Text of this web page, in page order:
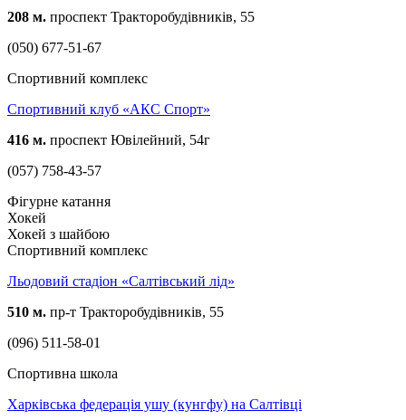
208 м. проспект Тракторобудівників, 55
(050) 677-51-67
Спортивний комплекс
Спортивний клуб «АКС Спорт»
416 м. проспект Ювілейний, 54г
(057) 758-43-57
Фігурне катання
Хокей
Хокей з шайбою
Спортивний комплекс
Льодовий стадіон «Салтівський лід»
510 м. пр-т Тракторобудівників, 55
(096) 511-58-01
Спортивна школа
Харківська федерація ушу (кунгфу) на Салтівці